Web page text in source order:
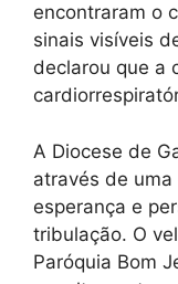
encontraram o
sinais visíveis
declarou que a
A Diocese de
através de
esperança e
tribulação. O
Paróquia Bom